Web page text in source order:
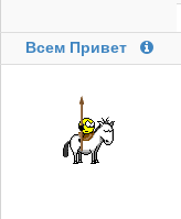
Всем Привет